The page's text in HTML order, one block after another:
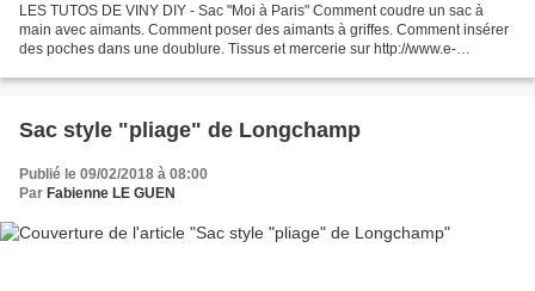
LES TUTOS DE VINY DIY - Sac "Moi à Paris" Comment coudre un sac à
main avec aimants. Comment poser des aimants à griffes. Comment insérer
des poches dans une doublure. Tissus et mercerie sur http://www.e-
Sac style "pliage" de Longchamp
Publié le 09/02/2018 à 08:00
Par Fabienne LE GUEN